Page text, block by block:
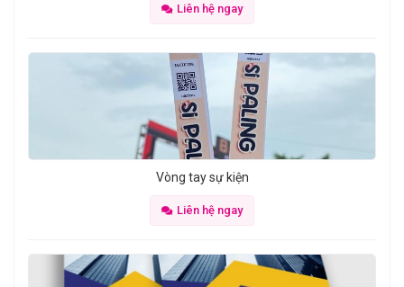
Liên hệ ngay
Vòng tay sự kiện
Liên hệ ngay